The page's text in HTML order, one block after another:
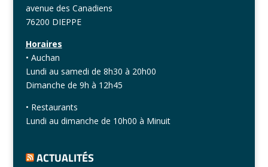
avenue des Canadiens
76200 DIEPPE
Horaires
• Auchan
Lundi au samedi de 8h30 à 20h00
Dimanche de 9h à 12h45
• Restaurants
Lundi au dimanche de 10h00 à Minuit
ACTUALITÉS